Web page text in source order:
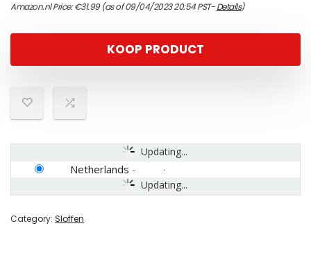
Amazon.nl Price:€31.99(as of 09/04/2023 20:54 PST-Details)
KOOP PRODUCT
Updating...
Updating...
Netherlands -
Category: Sloffen